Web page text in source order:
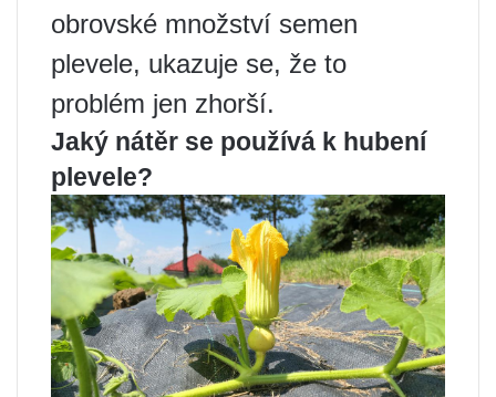
obrovské množství semen
plevele, ukazuje se, že to
problém jen zhorší.
Jaký nátěr se používá k hubení
plevele?